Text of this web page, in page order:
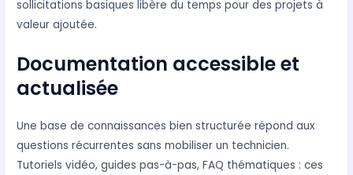
sollicitations basiques libère du temps pour des projets à
valeur ajoutée.
Documentation accessible et
actualisée
Une base de connaissances bien structurée répond aux
questions récurrentes sans mobiliser un technicien.
Tutoriels vidéo, guides pas-à-pas, FAQ thématiques : ces